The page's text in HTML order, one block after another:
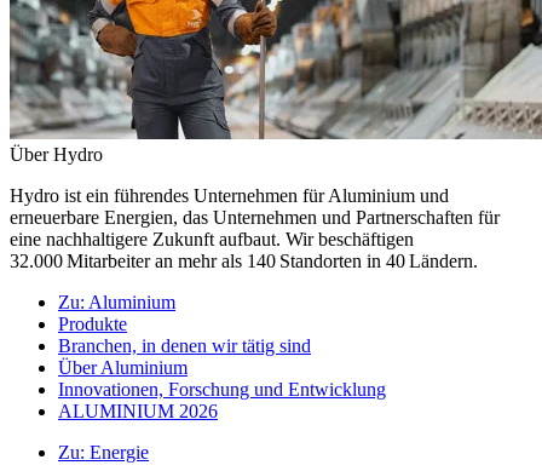
Über Hydro
Hydro ist ein führendes Unternehmen für Aluminium und
erneuerbare Energien, das Unternehmen und Partnerschaften für
eine nachhaltigere Zukunft aufbaut. Wir beschäftigen
32.000 Mitarbeiter an mehr als 140 Standorten in 40 Ländern.
Zu: Aluminium
Produkte
Branchen, in denen wir tätig sind
Über Aluminium
Innovationen, Forschung und Entwicklung
ALUMINIUM 2026
Zu: Energie